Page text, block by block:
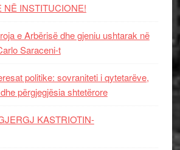
NË INSTITUCIONE!
e Arbërisë dhe gjeniu ushtarak në
Saraceni-t
politike: sovraniteti i qytetarëve,
përgjegjësia shtetërore
KASTRIOTIN-